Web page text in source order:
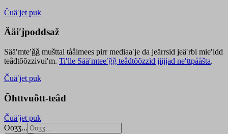
Čuäʹjet puk
Ääiʹjpoddsaž
Sääʹmteʹǧǧ mušttal tååimees pirr mediaaʹje da jeärrsid jeäʹrbi mieʹldd
teâđtõõzzivuiʹm. Tiʹlle Sääʹmteeʹǧǧ teâđtõõzzid jiijjad neʹttpååšta.
Čuäʹjet puk
Õhttvuõtt-teâđ
Čuäʹjet puk
Ooʒʒ...